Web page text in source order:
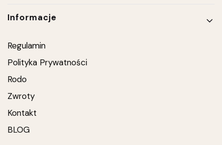
Informacje
Regulamin
Polityka Prywatności
Rodo
Zwroty
Kontakt
BLOG